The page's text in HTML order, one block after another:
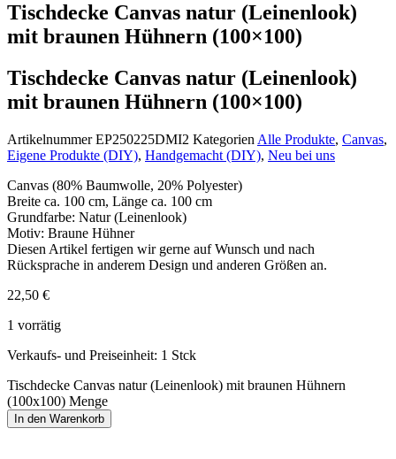
Tischdecke Canvas natur (Leinenlook)
mit braunen Hühnern (100×100)
Tischdecke Canvas natur (Leinenlook)
mit braunen Hühnern (100×100)
ArtikelnummerEP250225DMI2 Kategorien Alle Produkte, Canvas,
Eigene Produkte (DIY), Handgemacht (DIY), Neu bei uns
Canvas (80% Baumwolle, 20% Polyester)
Breite ca. 100 cm, Länge ca. 100 cm
Grundfarbe: Natur (Leinenlook)
Motiv: Braune Hühner
Diesen Artikel fertigen wir gerne auf Wunsch und nach
Rücksprache in anderem Design und anderen Größen an.
22,50 €
1 vorrätig
Verkaufs- und Preiseinheit: 1 Stck
Tischdecke Canvas natur (Leinenlook) mit braunen Hühnern
(100x100) Menge
In den Warenkorb